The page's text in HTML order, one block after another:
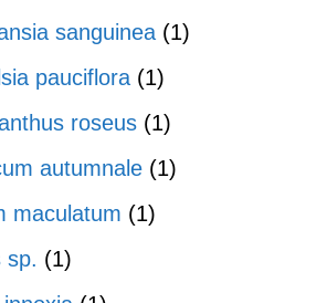
sanguinea (1)
pauciflora (1)
roseus (1)
autumnale (1)
maculatum (1)
sp. (1)